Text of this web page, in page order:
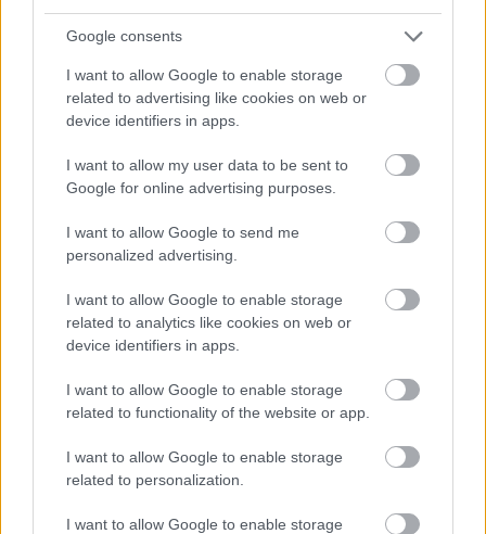
Google consents
I want to allow Google to enable storage
related to advertising like cookies on web or
device identifiers in apps.
I want to allow my user data to be sent to
Google for online advertising purposes.
I want to allow Google to send me
personalized advertising.
I want to allow Google to enable storage
related to analytics like cookies on web or
device identifiers in apps.
I want to allow Google to enable storage
related to functionality of the website or app.
I want to allow Google to enable storage
related to personalization.
I want to allow Google to enable storage
Komatsu szerint a nézők is könnyen észre fogják
elektromos teljesítményt, például ha a
célegyenesben nem megfelelően indítja a gyors
körét. Ennek hatása már az első kanyarban
látszani fog, és különösen a szezon elején
lehetnek látványos különbségek.
Az új rendszer egyik legnagyobb kihívása, hogy
az energia-visszanyerés mértéke messze nem
tudja fedezni a felhasználás mértékét. Komatsu
ezt így fogalmazta meg: „Túl sok energiát akarunk
használni, miközben nem tudunk eleget
visszanyerni. Ez egyszerűen egyenlőtlenség, amit
már az első futamokon is meg fogunk érezni.”